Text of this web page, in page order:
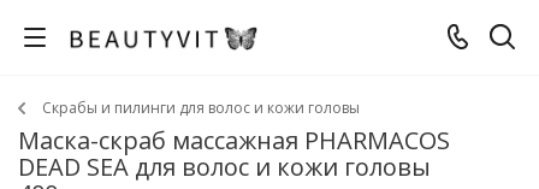
Скрабы и пилинги для волос и кожи головы
Маска-скраб массажная PHARMACOS
DEAD SEA для волос и кожи головы